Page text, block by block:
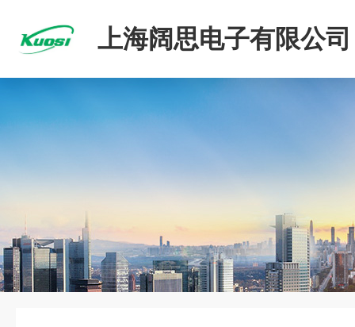
上海阔思电子有限公司